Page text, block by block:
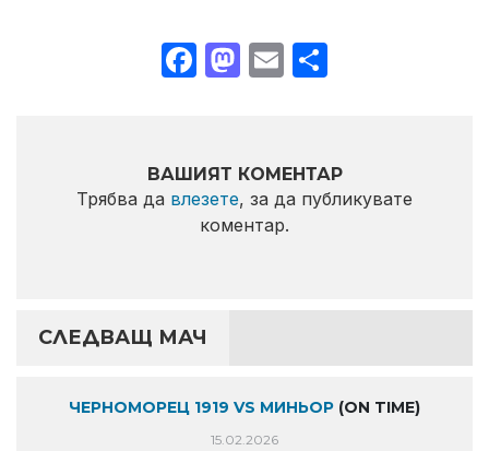
Facebook
Mastodon
Email
ВАШИЯТ КОМЕНТАР
Трябва да влезете, за да публикувате
коментар.
СЛЕДВАЩ МАЧ
ЧЕРНОМОРЕЦ 1919 VS МИНЬОР (ON TIME)
15.02.2026